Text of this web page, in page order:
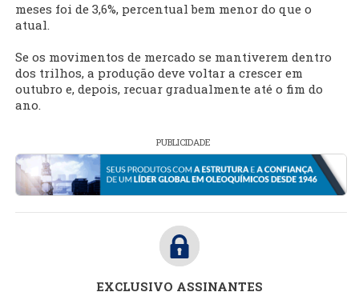
meses foi de 3,6%, percentual bem menor do que o
atual.
Se os movimentos de mercado se mantiverem dentro
dos trilhos, a produção deve voltar a crescer em
outubro e, depois, recuar gradualmente até o fim do
ano.
PUBLICIDADE
EXCLUSIVO ASSINANTES